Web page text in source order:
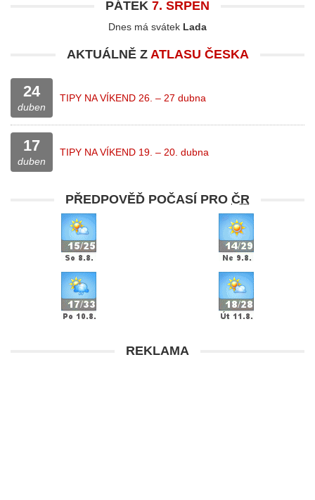
PÁTEK 7. SRPEN
Dnes má svátek Lada
AKTUÁLNĚ Z ATLASU ČESKA
24
duben
TIPY NA VÍKEND 26. – 27 dubna
17
duben
TIPY NA VÍKEND 19. – 20. dubna
PŘEDPOVĚĎ POČASÍ PRO ČR
REKLAMA